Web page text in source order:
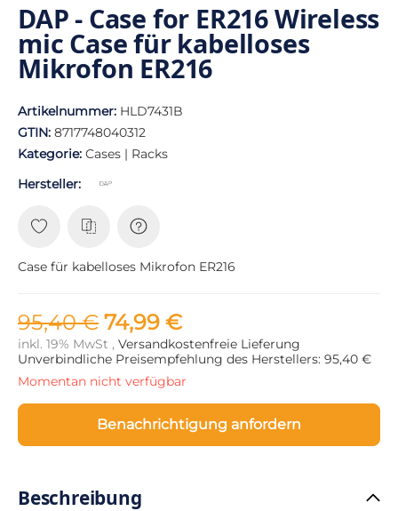
DAP - Case for ER216 Wireless
mic Case für kabelloses
Mikrofon ER216
Artikelnummer: HLD7431B
GTIN: 8717748040312
Kategorie: Cases | Racks
Hersteller:
Case für kabelloses Mikrofon ER216
95,40 € 74,99 €
inkl. 19% MwSt , Versandkostenfreie Lieferung
Unverbindliche Preisempfehlung des Herstellers: 95,40 €
Momentan nicht verfügbar
Benachrichtigung anfordern
Beschreibung